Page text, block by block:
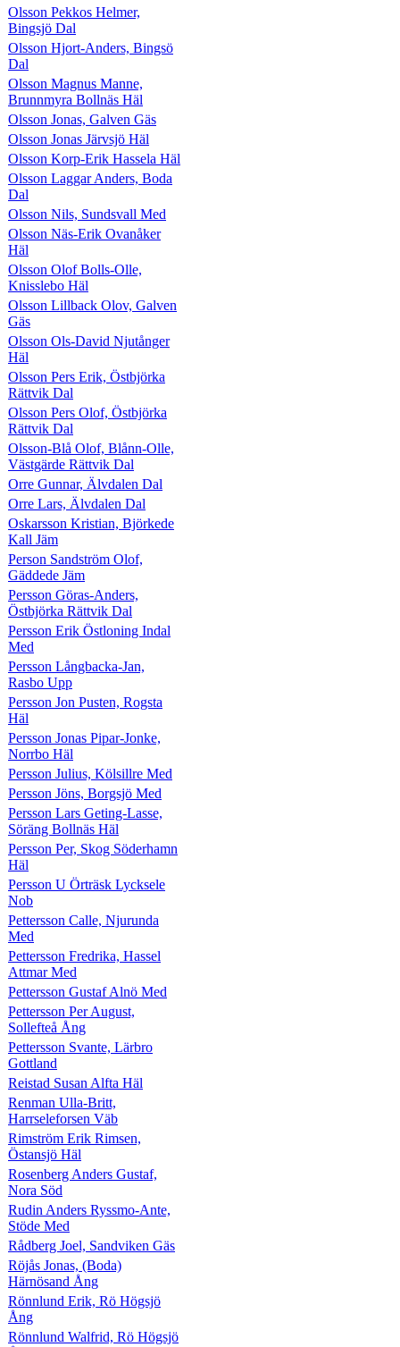
Olsson Pekkos Helmer,
Bingsjö Dal
Olsson Hjort-Anders, Bingsö
Dal
Olsson Magnus Manne,
Brunnmyra Bollnäs Häl
Olsson Jonas, Galven Gäs
Olsson Jonas Järvsjö Häl
Olsson Korp-Erik Hassela Häl
Olsson Laggar Anders, Boda
Dal
Olsson Nils, Sundsvall Med
Olsson Näs-Erik Ovanåker
Häl
Olsson Olof Bolls-Olle,
Knisslebo Häl
Olsson Lillback Olov, Galven
Gäs
Olsson Ols-David Njutånger
Häl
Olsson Pers Erik, Östbjörka
Rättvik Dal
Olsson Pers Olof, Östbjörka
Rättvik Dal
Olsson-Blå Olof, Blånn-Olle,
Västgärde Rättvik Dal
Orre Gunnar, Älvdalen Dal
Orre Lars, Älvdalen Dal
Oskarsson Kristian, Björkede
Kall Jäm
Person Sandström Olof,
Gäddede Jäm
Persson Göras-Anders,
Östbjörka Rättvik Dal
Persson Erik Östloning Indal
Med
Persson Långbacka-Jan,
Rasbo Upp
Persson Jon Pusten, Rogsta
Häl
Persson Jonas Pipar-Jonke,
Norrbo Häl
Persson Julius, Kölsillre Med
Persson Jöns, Borgsjö Med
Persson Lars Geting-Lasse,
Söräng Bollnäs Häl
Persson Per, Skog Söderhamn
Häl
Persson U Örträsk Lycksele
Nob
Pettersson Calle, Njurunda
Med
Pettersson Fredrika, Hassel
Attmar Med
Pettersson Gustaf Alnö Med
Pettersson Per August,
Sollefteå Ång
Pettersson Svante, Lärbro
Gottland
Reistad Susan Alfta Häl
Renman Ulla-Britt,
Harrseleforsen Väb
Rimström Erik Rimsen,
Östansjö Häl
Rosenberg Anders Gustaf,
Nora Söd
Rudin Anders Ryssmo-Ante,
Stöde Med
Rådberg Joel, Sandviken Gäs
Röjås Jonas, (Boda)
Härnösand Ång
Rönnlund Erik, Rö Högsjö
Ång
Rönnlund Walfrid, Rö Högsjö